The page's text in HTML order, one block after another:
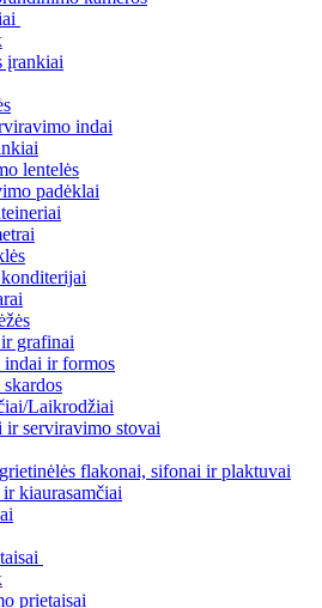
įrankiai
indai
lentelės
padėklai
grafinai
ir formos
Laikrodžiai
ir serviravimo stovai
flakonai, sifonai ir plaktuvai
kiaurasamčiai
prietaisai